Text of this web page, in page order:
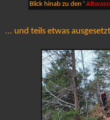
Blick hinab zu den '
... und teils etwas